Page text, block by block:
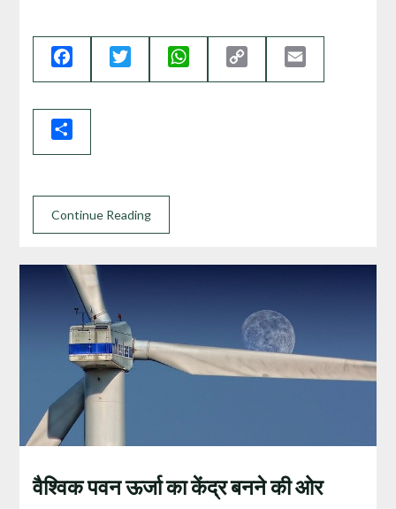
Facebook Twitter WhatsApp
Link
Continue Reading
वैश्विक पवन ऊर्जा का केंद्र बनने की ओर